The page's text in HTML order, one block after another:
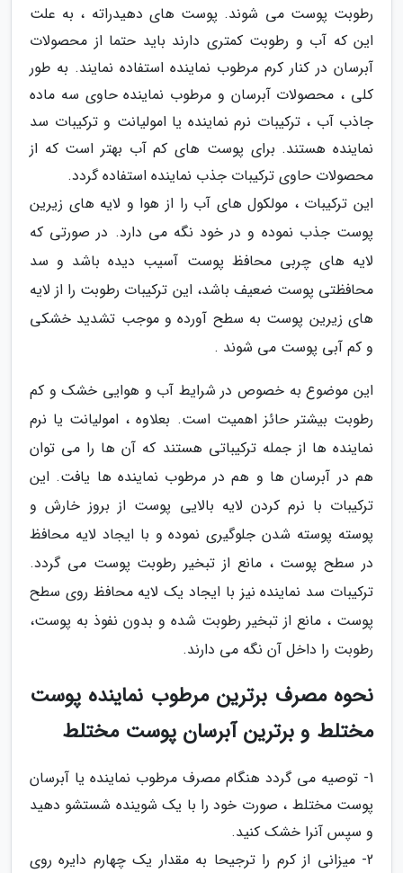
رطوبت پوست می شوند. پوست های دهیدراته ، به علت
این که آب و رطوبت کمتری دارند باید حتما از محصولات
آبرسان در کنار کرم مرطوب نماینده استفاده نمایند. به طور
کلی ، محصولات آبرسان و مرطوب نماینده حاوی سه ماده
جاذب آب ، ترکیبات نرم نماینده یا امولیانت و ترکیبات سد
نماینده هستند. برای پوست های کم آب بهتر است که از
محصولات حاوی ترکیبات جذب نماینده استفاده گردد.
این ترکیبات ، مولکول های آب را از هوا و لایه های زیرین
پوست جذب نموده و در خود نگه می دارد. در صورتی که
لایه های چربی محافظ پوست آسیب دیده باشد و سد
محافظتی پوست ضعیف باشد، این ترکیبات رطوبت را از لایه
های زیرین پوست به سطح آورده و موجب تشدید خشکی
و کم آبی پوست می شوند .
این موضوع به خصوص در شرایط آب و هوایی خشک و کم
رطوبت بیشتر حائز اهمیت است. بعلاوه ، امولیانت یا نرم
نماینده ها از جمله ترکیباتی هستند که آن ها را می توان
هم در آبرسان ها و هم در مرطوب نماینده ها یافت. این
ترکیبات با نرم کردن لایه بالایی پوست از بروز خارش و
پوسته پوسته شدن جلوگیری نموده و با ایجاد لایه محافظ
در سطح پوست ، مانع از تبخیر رطوبت پوست می گردد.
ترکیبات سد نماینده نیز با ایجاد یک لایه محافظ روی سطح
پوست ، مانع از تبخیر رطوبت شده و بدون نفوذ به پوست،
رطوبت را داخل آن نگه می دارند.
نحوه مصرف برترین مرطوب نماینده پوست
مختلط و برترین آبرسان پوست مختلط
1- توصیه می گردد هنگام مصرف مرطوب نماینده یا آبرسان
پوست مختلط ، صورت خود را با یک شوینده شستشو دهید
و سپس آنرا خشک کنید.
2- میزانی از کرم را ترجیحا به مقدار یک چهارم دایره روی